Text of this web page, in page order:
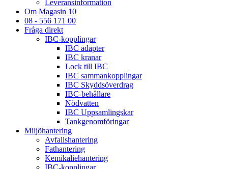
Leveransinformation
Om Magasin 10
08 - 556 171 00
Fråga direkt
IBC-kopplingar
IBC adapter
IBC kranar
Lock till IBC
IBC sammankopplingar
IBC Skyddsöverdrag
IBC-behållare
Nödvatten
IBC Uppsamlingskar
Tankgenomföringar
Miljöhantering
Avfallshantering
Fathantering
Kemikaliehantering
IBC-kopplingar